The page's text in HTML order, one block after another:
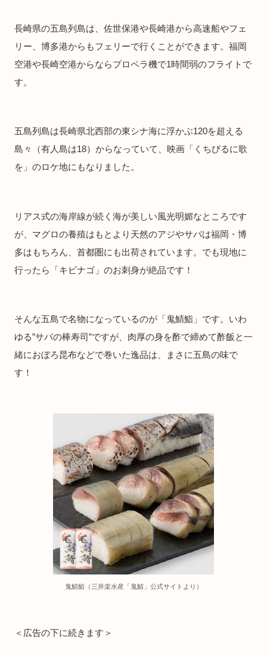
長崎県の五島列島は、佐世保港や長崎港から高速船やフェ
リー、博多港からもフェリーで行くことができます。福岡
空港や長崎空港からならプロペラ機で1時間弱のフライトで
す。
五島列島は長崎県北西部の東シナ海に浮かぶ120を超える
島々（有人島は18）からなっていて、映画「くちびるに歌
を」のロケ地にもなりました。
リアス式の海岸線が続く海が美しい風光明媚なところです
が、マグロの養殖はもとより天然のアジやサバは福岡・博
多はもちろん、首都圏にも出荷されています。でも現地に
行ったら「キビナゴ」のお刺身が絶品です！
そんな五島で名物になっているのが「鬼鯖鮨」です。いわ
ゆる”サバの棒寿司”ですが、肉厚の身を酢で締めて酢飯と一
緒におぼろ昆布などで巻いた逸品は、まさに五島の味で
す！
鬼鯖鮨（三井楽水産「鬼鯖」公式サイトより）
＜広告の下に続きます＞